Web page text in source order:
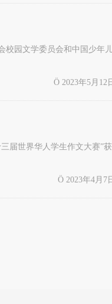
校园文学委员会和中国少年
Ö 2023年5月
届世界华人学生作文大赛”
Ö 2023年4月